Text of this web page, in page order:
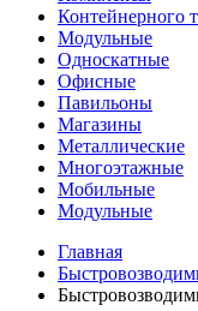
Контейнерного
Модульные
Односкатные
Офисные
Павильоны
Магазины
Металлические
Многоэтажные
Мобильные
Модульные
Главная